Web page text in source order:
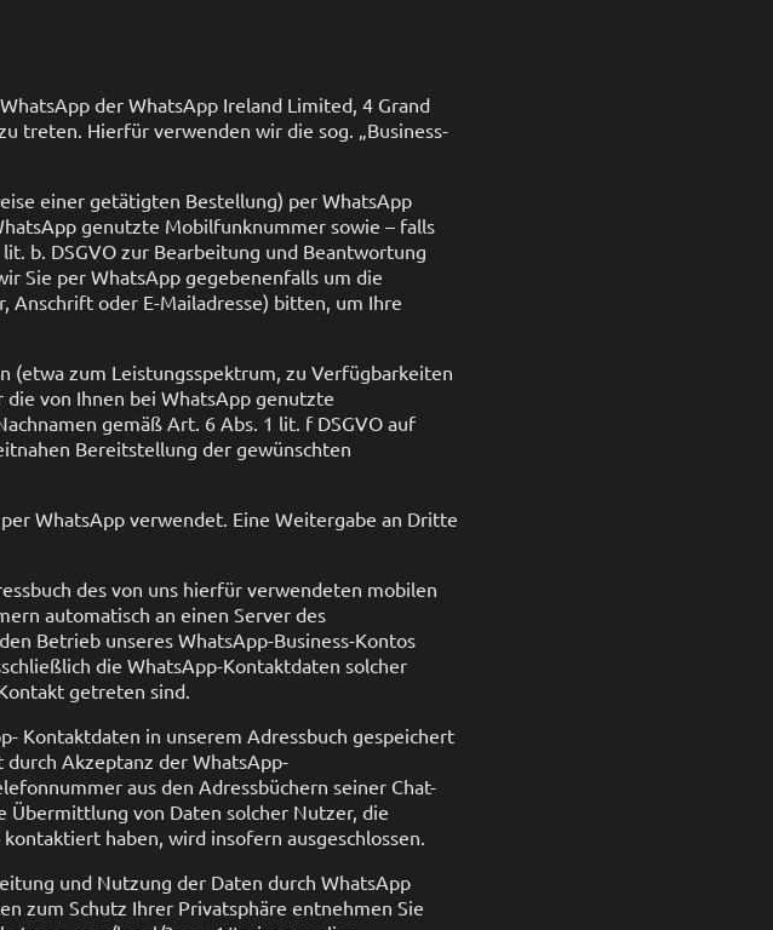
der WhatsApp Ireland Limited, 4 Grand
treten. Hierfür verwenden wir die sog. „Business-
einer getätigten Bestellung) per WhatsApp
genutzte Mobilfunknummer sowie – falls
b. DSGVO zur Bearbeitung und Beantwortung
Sie per WhatsApp gegebenenfalls um die
oder E-Mailadresse) bitten, um Ihre
(etwa zum Leistungsspektrum, zu Verfügbarkeiten
von Ihnen bei WhatsApp genutzte
gemäß Art. 6 Abs. 1 lit. f DSGVO auf
Bereitstellung der gewünschten
WhatsApp verwendet. Eine Weitergabe an Dritte
des von uns hierfür verwendeten mobilen
automatisch an einen Server des
Betrieb unseres WhatsApp-Business-Kontos
die WhatsApp-Kontaktdaten solcher
getreten sind.
Kontaktdaten in unserem Adressbuch gespeichert
Akzeptanz der WhatsApp-
aus den Adressbüchern seiner Chat-
Übermittlung von Daten solcher Nutzer, die
haben, wird insofern ausgeschlossen.
und Nutzung der Daten durch WhatsApp
zum Schutz Ihrer Privatsphäre entnehmen Sie